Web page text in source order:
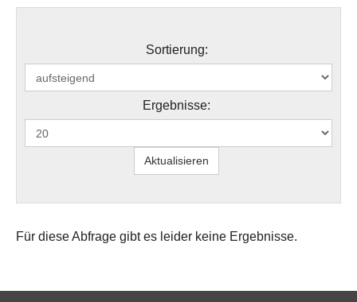
Sortierung:
Ergebnisse:
Für diese Abfrage gibt es leider keine Ergebnisse.